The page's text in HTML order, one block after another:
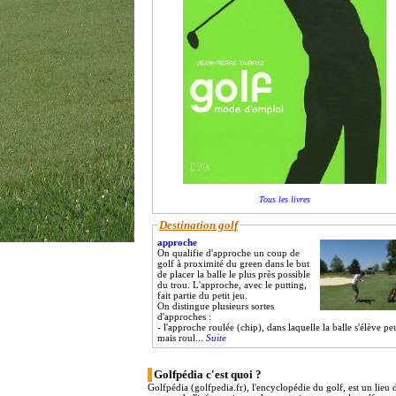
Tous les livres
Destination golf
approche
On qualifie d'approche un coup de
golf à proximité du green dans le but
de placer la balle le plus près possible
du trou. L'approche, avec le putting,
fait partie du petit jeu.
On distingue plusieurs sortes
d'approches :
- l'approche roulée (chip), dans laquelle la balle s'élève
mais roul... Suite
Golfpédia c'est quoi ?
Golfpédia (golfpedia.fr), l'encyclopédie du golf, est un lieu